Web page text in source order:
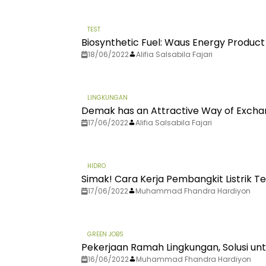
TEST
Biosynthetic Fuel: Waus Energy
18/06/2022 Alifia Salsabila Fajari
LINGKUNGAN
Demak has an Attractive Way of
17/06/2022 Alifia Salsabila Fajari
HIDRO
Simak! Cara Kerja Pembangkit Listrik
17/06/2022 Muhammad Fhandra Hardiyon
GREEN JOBS
Pekerjaan Ramah Lingkungan, Solusi
16/06/2022 Muhammad Fhandra Hardiyon